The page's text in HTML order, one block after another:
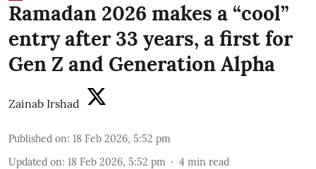
Ramadan 2026 makes a “cool”
entry after 33 years, a first for
Gen Z and Generation Alpha
Zainab Irshad
Published on: 18 Feb 2026, 5:52 pm
Updated on: 18 Feb 2026, 5:52 pm 4 min read